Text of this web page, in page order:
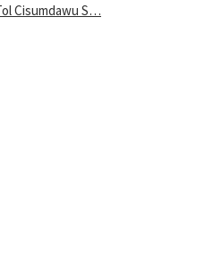
Cisumdawu S…